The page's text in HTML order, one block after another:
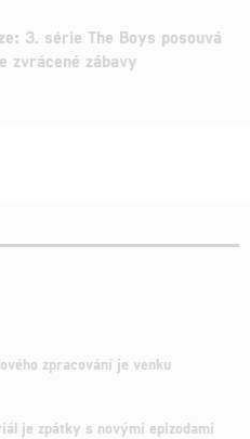
3. série The Boys posouvá
zvrácené zábavy
zpracování je venku
je zpátky s novými epizodami